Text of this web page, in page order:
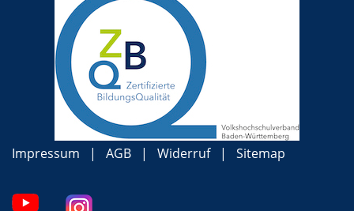
Impressum AGB Widerruf Sitemap